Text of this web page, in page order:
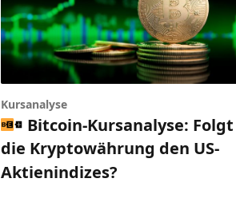
Kursanalyse
Bitcoin-Kursanalyse: Folgt
die Kryptowährung den US-
Aktienindizes?